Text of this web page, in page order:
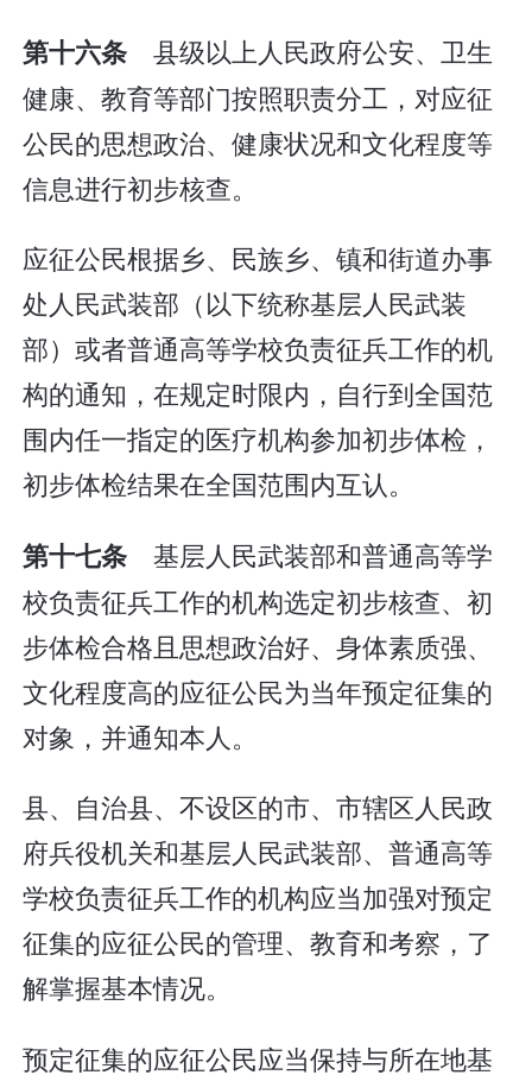
第十六条 县级以上人民政府公安、卫生
健康、教育等部门按照职责分工，对应征
公民的思想政治、健康状况和文化程度等
信息进行初步核查。
应征公民根据乡、民族乡、镇和街道办事
处人民武装部（以下统称基层人民武装
部）或者普通高等学校负责征兵工作的机
构的通知，在规定时限内，自行到全国范
围内任一指定的医疗机构参加初步体检，
初步体检结果在全国范围内互认。
第十七条 基层人民武装部和普通高等学
校负责征兵工作的机构选定初步核查、初
步体检合格且思想政治好、身体素质强、
文化程度高的应征公民为当年预定征集的
对象，并通知本人。
县、自治县、不设区的市、市辖区人民政
府兵役机关和基层人民武装部、普通高等
学校负责征兵工作的机构应当加强对预定
征集的应征公民的管理、教育和考察，了
解掌握基本情况。
预定征集的应征公民应当保持与所在地基